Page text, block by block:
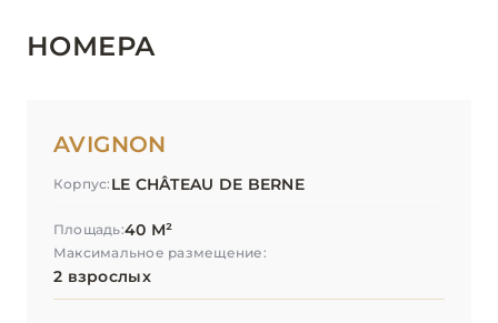
НОМЕРА
AVIGNON
Корпус: LE CHÂTEAU DE BERNE
Площадь:40 М²
Максимальное размещение:
2 взрослых